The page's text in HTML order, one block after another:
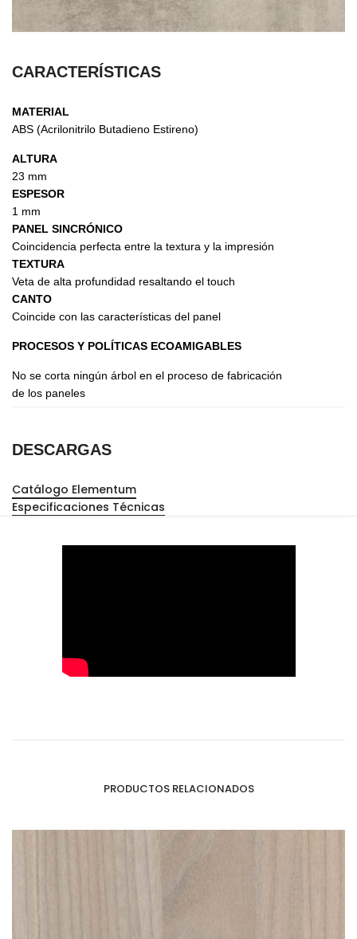
CARACTERÍSTICAS
MATERIAL
ABS (Acrilonitrilo Butadieno Estireno)
ALTURA
23 mm
ESPESOR
1 mm
PANEL SINCRÓNICO
Coincidencia perfecta entre la textura y la impresión
TEXTURA
Veta de alta profundidad resaltando el touch
CANTO
Coincide con las características del panel
PROCESOS Y POLÍTICAS ECOAMIGABLES
No se corta ningún árbol en el proceso de fabricación
de los paneles
DESCARGAS
Catálogo Elementum
Especificaciones Técnicas
PRODUCTOS RELACIONADOS